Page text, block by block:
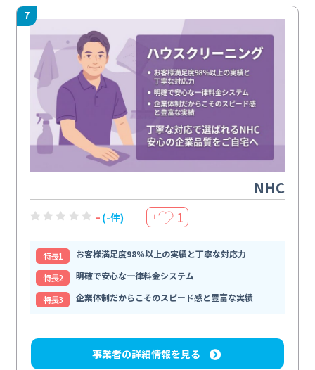
7
NHC
- (-件) ＋ 1
特⻑1
お客様満足度98％以上の実績と丁寧な対応力
特⻑2
明確で安心な一律料金システム
特⻑3
企業体制だからこそのスピード感と豊富な実績
事業者の詳細情報を見る